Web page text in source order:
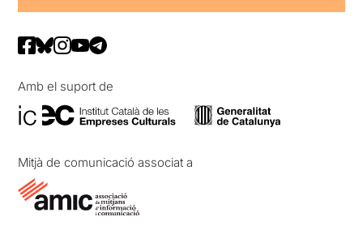
Amb el suport de
Mitjà de comunicació associat a